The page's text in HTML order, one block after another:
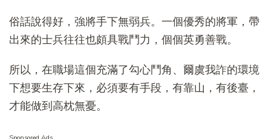
俗話說得好，強將手下無弱兵。一個優秀的將軍，帶
出來的士兵往往也頗具戰鬥力，個個英勇善戰。
所以，在職場這個充滿了勾心鬥角、爾虞我詐的環境
下想要生存下來，必須要有手段，有靠山，有後臺，
才能做到高枕無憂。